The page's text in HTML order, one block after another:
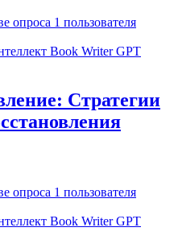
опроса 1 пользователя
Book Writer GPT
Стратегии
опроса 1 пользователя
Book Writer GPT